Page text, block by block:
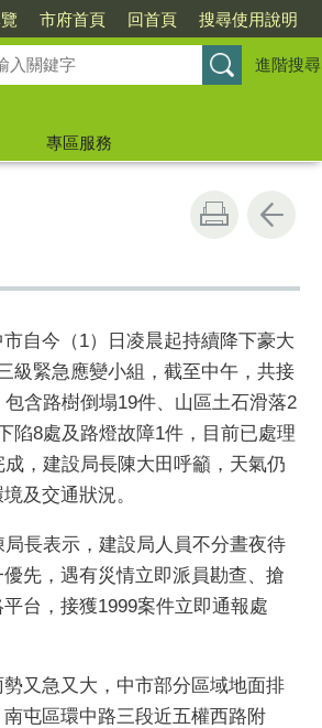
市府首頁 回首頁 搜尋使用說明
進階搜尋
專區服務
自今（1）日凌晨起持續降下豪大
級緊急應變小組，截至中午，共接
含路樹倒塌19件、山區土石滑落2
陷8處及路燈故障1件，目前已處理
，建設局長陳大田呼籲，天氣仍
及交通狀況。
長表示，建設局人員不分晝夜待
先，遇有災情立即派員勘查、搶
台，接獲1999案件立即通報處
又急又大，中市部分區域地面排
屯區環中路三段近五權西路附